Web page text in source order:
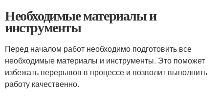
Необходимые материалы и
инструменты
Перед началом работ необходимо подготовить все
необходимые материалы и инструменты. Это поможет
избежать перерывов в процессе и позволит выполнить
работу качественно.